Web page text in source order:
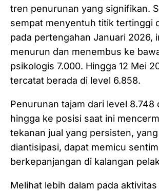
tren penurunan yang signifikan.
sempat menyentuh titik tertinggi
pada pertengahan Januari 2026,
menurun dan menembus ke
psikologis 7.000. Hingga 12 Mei
tercatat berada di level 6.858.
Penurunan tajam dari level 8.748
hingga ke posisi saat ini
tekanan jual yang persisten,
diantisipasi, dapat memicu
berkepanjangan di kalangan
Melihat lebih dalam pada